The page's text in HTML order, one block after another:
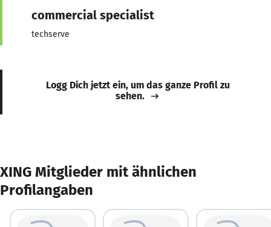
commercial specialist
techserve
Logg Dich jetzt ein, um das ganze Profil zu
sehen.
XING Mitglieder mit ähnlichen
Profilangaben